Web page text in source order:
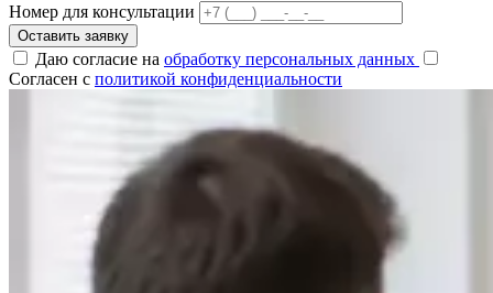
Номер для консультации
Оставить заявку
Даю согласие на обработку персональных данных
Согласен с политикой конфиденциальности